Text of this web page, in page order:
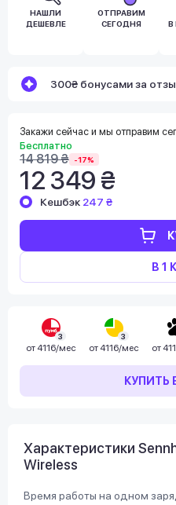
НАШЛИ
ДЕШЕВЛЕ
ОТПРАВИМ
СЕГОДНЯ
В
300₴ бонусами за
Закажи сейчас и мы отправим
Бесплатно
14 819 ₴ -17%
12 349 ₴
В 1
Кешбэк 247 ₴
3
от 4116/мес
3
от 4116/мес от
КУПИТЬ
Характеристики
Wireless
Время работы на одном